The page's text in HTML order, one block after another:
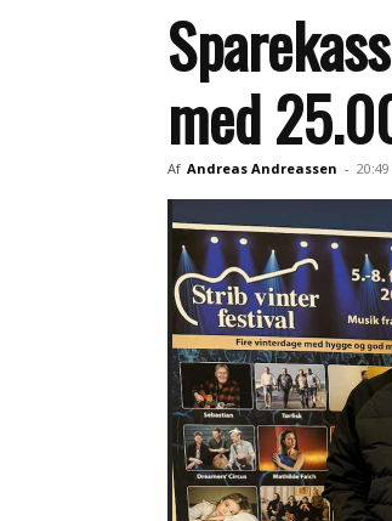
med
Af Andreas Andreassen -